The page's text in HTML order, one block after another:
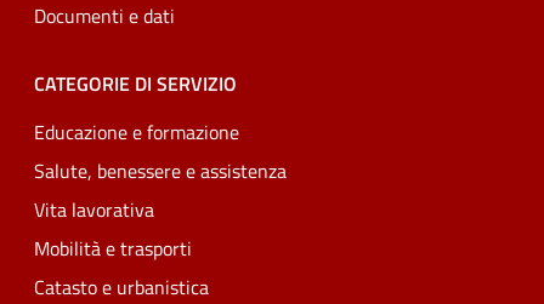
Documenti e dati
CATEGORIE DI SERVIZIO
Educazione e formazione
Salute, benessere e assistenza
Vita lavorativa
Mobilità e trasporti
Catasto e urbanistica